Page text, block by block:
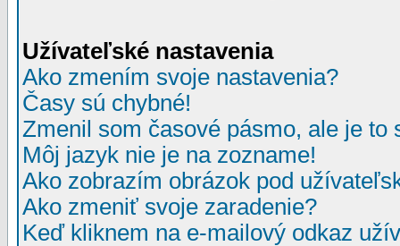
Užívateľské nastavenia
Ako zmením svoje nastavenia?
Časy sú chybné!
Zmenil som časové pásmo, ale je to
Môj jazyk nie je na zozname!
Ako zobrazím obrázok pod
Ako zmeniť svoje zaradenie?
Keď kliknem na e-mailový odkaz